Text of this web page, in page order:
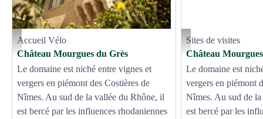
Cadran solaire - Château Mourgues du Grès
Accueil Vélo
Château Mourgues du Grès
Le domaine est niché entre vignes et
vergers en piémont des Costières de
Nîmes. Au sud de la vallée du Rhône, il
est bercé par les influences rhodaniennes
Cadran solaire - Château
Sites de visites
Château
Le domaine est
vergers en piémont
Nîmes. Au sud de
est bercé par les